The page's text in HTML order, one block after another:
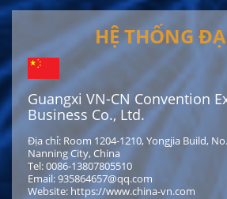
HỆ THỐNG
Guangxi VN-CN Convention
Business Co., Ltd.
Địa chỉ: Room 1204-1210, Yongjia Build,
Nanning City, China
Tel: 0086-13807805510
Email: 935864657@qq.com
Website: https://www.china-vn.com